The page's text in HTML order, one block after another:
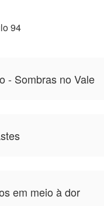
94
- Sombras no Vale
em meio à dor